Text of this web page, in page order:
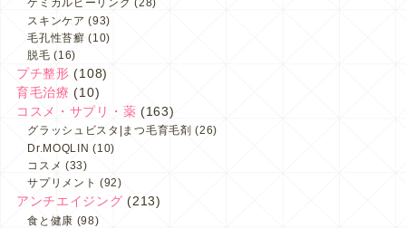
ケミカルピーリング (28)
スキンケア (93)
毛孔性苔癬 (10)
脱毛 (16)
プチ整形 (108)
育毛治療 (10)
コスメ・サプリ・薬 (163)
グラッシュビスタ|まつ毛育毛剤 (26)
Dr.MOQLIN (10)
コスメ (33)
サプリメント (92)
アンチエイジング (213)
食と健康 (98)